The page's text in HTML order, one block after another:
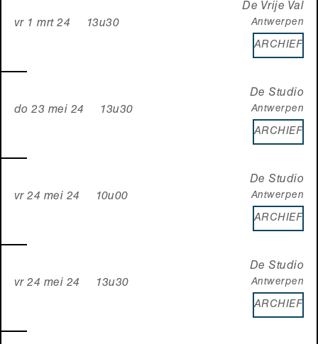
vr 1 mrt 24 13u30
De Vrije Val
Antwerpen
ARCHIEF
do 23 mei 24 13u30
De Studio
Antwerpen
ARCHIEF
vr 24 mei 24 10u00
De Studio
Antwerpen
ARCHIEF
vr 24 mei 24 13u30
De Studio
Antwerpen
ARCHIEF